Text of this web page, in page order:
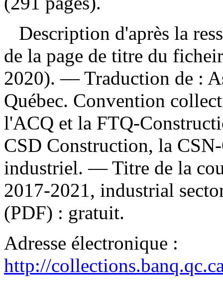
Description d'après la
de la page de titre du
2020). —Traduction de :
Québec. Convention
l'ACQ et la FTQ-
CSD Construction, la
industriel. —Titre de la
2017-2021, industrial
(PDF) : gratuit.
Adresse électronique :
http://